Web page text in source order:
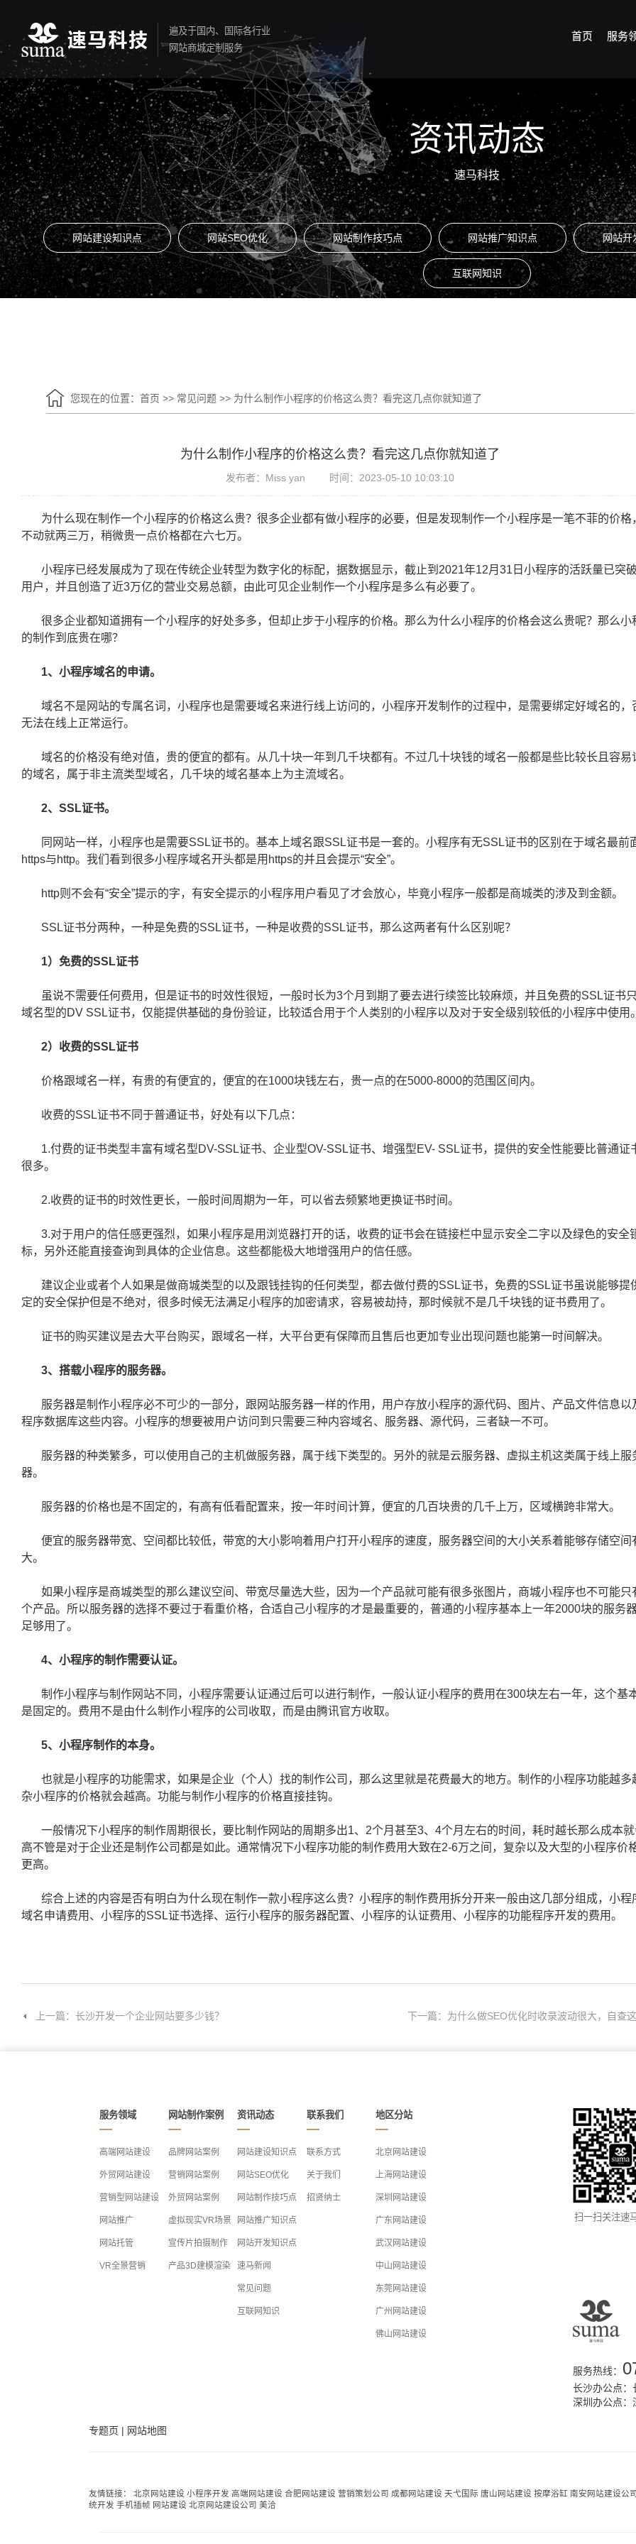
遍及于国内、国际各行业
网站商城定制服务
首页 服务
资讯动态
速马科技
网站建设知识点 网站SEO优化 网站制作技巧点 网站推广知识点 网站开
互联网知识
您现在的位置： 首页 >> 常见问题 >> 为什么制作小程序的价格这么贵？看完这几点你就知道了
为什么制作小程序的价格这么贵？看完这几点你就知道了
发布者：Miss yan 时间：2023-05-10 10:03:10
为什么现在制作一个小程序的价格这么贵？很多企业都有做小程序的必要，但是发现制作一个小程序是一笔不菲的价格
不动就两三万，稍微贵一点价格都在六七万。
小程序已经发展成为了现在传统企业转型为数字化的标配，据数据显示，截止到2021年12月31日小程序的活跃量已突
用户，并且创造了近3万亿的营业交易总额，由此可见企业制作一个小程序是多么有必要了。
很多企业都知道拥有一个小程序的好处多多，但却止步于小程序的价格。那么为什么小程序的价格会这么贵呢？那么小
的制作到底贵在哪？
1、小程序域名的申请。
域名不是网站的专属名词，小程序也是需要域名来进行线上访问的，小程序开发制作的过程中，是需要绑定好域名的，
无法在线上正常运行。
域名的价格没有绝对值，贵的便宜的都有。从几十块一年到几千块都有。不过几十块钱的域名一般都是些比较长且容易
的域名，属于非主流类型域名，几千块的域名基本上为主流域名。
2、SSL证书。
同网站一样，小程序也是需要SSL证书的。基本上域名跟SSL证书是一套的。小程序有无SSL证书的区别在于域名最前
https与http。我们看到很多小程序域名开头都是用https的并且会提示“安全”。
http则不会有“安全”提示的字，有安全提示的小程序用户看见了才会放心，毕竟小程序一般都是商城类的涉及到金额。
SSL证书分两种，一种是免费的SSL证书，一种是收费的SSL证书，那么这两者有什么区别呢？
1）免费的SSL证书
虽说不需要任何费用，但是证书的时效性很短，一般时长为3个月到期了要去进行续签比较麻烦，并且免费的SSL证书
域名型的DV SSL证书，仅能提供基础的身份验证，比较适合用于个人类别的小程序以及对于安全级别较低的小程序中使用。
2）收费的SSL证书
价格跟域名一样，有贵的有便宜的，便宜的在1000块钱左右，贵一点的在5000-8000的范围区间内。
收费的SSL证书不同于普通证书，好处有以下几点：
1.付费的证书类型丰富有域名型DV-SSL证书、企业型OV-SSL证书、增强型EV- SSL证书，提供的安全性能要比普通证
很多。
2.收费的证书的时效性更长，一般时间周期为一年，可以省去频繁地更换证书时间。
3.对于用户的信任感更强烈，如果小程序是用浏览器打开的话，收费的证书会在链接栏中显示安全二字以及绿色的安全
标，另外还能直接查询到具体的企业信息。这些都能极大地增强用户的信任感。
建议企业或者个人如果是做商城类型的以及跟钱挂钩的任何类型，都去做付费的SSL证书，免费的SSL证书虽说能够提
定的安全保护但是不绝对，很多时候无法满足小程序的加密请求，容易被劫持，那时候就不是几千块钱的证书费用了。
证书的购买建议是去大平台购买，跟域名一样，大平台更有保障而且售后也更加专业出现问题也能第一时间解决。
3、搭载小程序的服务器。
服务器是制作小程序必不可少的一部分，跟网站服务器一样的作用，用户存放小程序的源代码、图片、产品文件信息以
程序数据库这些内容。小程序的想要被用户访问到只需要三种内容域名、服务器、源代码，三者缺一不可。
服务器的种类繁多，可以使用自己的主机做服务器，属于线下类型的。另外的就是云服务器、虚拟主机这类属于线上服
器。
服务器的价格也是不固定的，有高有低看配置来，按一年时间计算，便宜的几百块贵的几千上万，区域横跨非常大。
便宜的服务器带宽、空间都比较低，带宽的大小影响着用户打开小程序的速度，服务器空间的大小关系着能够存储空间
大。
如果小程序是商城类型的那么建议空间、带宽尽量选大些，因为一个产品就可能有很多张图片，商城小程序也不可能只
个产品。所以服务器的选择不要过于看重价格，合适自己小程序的才是最重要的，普通的小程序基本上一年2000块的服务
足够用了。
4、小程序的制作需要认证。
制作小程序与制作网站不同，小程序需要认证通过后可以进行制作，一般认证小程序的费用在300块左右一年，这个基
是固定的。费用不是由什么制作小程序的公司收取，而是由腾讯官方收取。
5、小程序制作的本身。
也就是小程序的功能需求，如果是企业（个人）找的制作公司，那么这里就是花费最大的地方。制作的小程序功能越多
杂小程序的价格就会越高。功能与制作小程序的价格直接挂钩。
一般情况下小程序的制作周期很长，要比制作网站的周期多出1、2个月甚至3、4个月左右的时间，耗时越长那么成本
高不管是对于企业还是制作公司都是如此。通常情况下小程序功能的制作费用大致在2-6万之间，复杂以及大型的小程序价
更高。
综合上述的内容是否有明白为什么现在制作一款小程序这么贵？小程序的制作费用拆分开来一般由这几部分组成，小程
域名申请费用、小程序的SSL证书选择、运行小程序的服务器配置、小程序的认证费用、小程序的功能程序开发的费用。
上一篇：长沙开发一个企业网站要多少钱？ 下一篇：为什么做SEO优化时收录波动很大，自查这
服务领域
高端网站建设
外贸网站建设
营销型网站建设
网站推广
网站托管
VR全景营销
网站制作案例
品牌网站案例
营销网站案例
外贸网站案例
虚拟现实VR场景
宣传片拍摄制作
产品3D建模渲染
资讯动态
网站建设知识点
网站SEO优化
网站制作技巧点
网站推广知识点
网站开发知识点
速马新闻
常见问题
互联网知识
联系我们
联系方式
关于我们
招贤纳士
地区分站
北京网站建设
上海网站建设
深圳网站建设
广东网站建设
武汉网站建设
中山网站建设
东莞网站建设
广州网站建设
佛山网站建设
扫一扫关注速
服务热线：
长沙办公点：
深圳办公点：
专题页 | 网站地图
友情链接： 北京网站建设 小程序开发 高端网站建设 合肥网站建设 营销策划公司 成都网站建设 天弋国际 唐山网站建设 按摩浴缸 南安网站建设公
统开发 手机插帧 网站建设 北京网站建设公司 美洽